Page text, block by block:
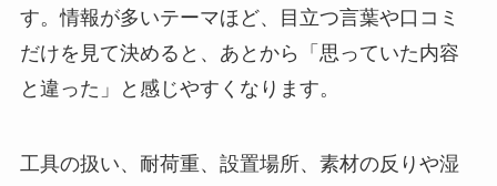
す。情報が多いテーマほど、目立つ言葉や口コミ
だけを見て決めると、あとから「思っていた内容
と違った」と感じやすくなります。
工具の扱い、耐荷重、設置場所、素材の反りや湿